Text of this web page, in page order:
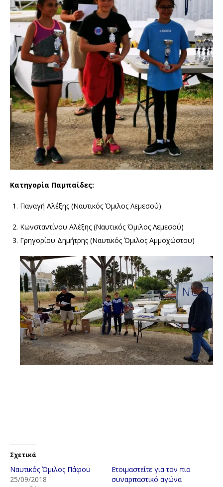
Κατηγορία Παμπαίδες:
Παναγή Αλέξης (Ναυτικός Όμιλος Λεμεσού)
Κωνσταντίνου Αλέξης (Ναυτικός Όμιλος Λεμεσού)
Γρηγορίου Δημήτρης (Ναυτικός Όμιλος Αμμοχώστου)
Σχετικά
Ναυτικός Όμιλος Πάφου
25/09/2018
Ετοιμαστείτε για τον πιο
συναρπαστικό αγώνα